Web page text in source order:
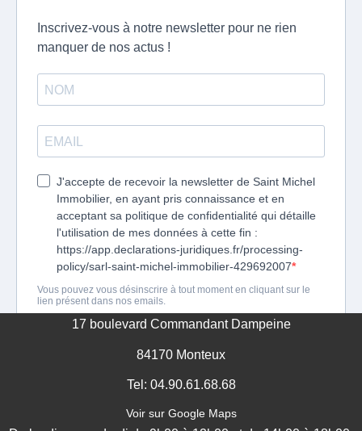
POLITIQUE DE CONFIDENTIALITÉ
GESTION DES COOKIES
MENTIONS LÉGALES
17 boulevard Commandant Dampeine
84170 Monteux
Tel: 04.90.61.68.68
Voir sur Google Maps